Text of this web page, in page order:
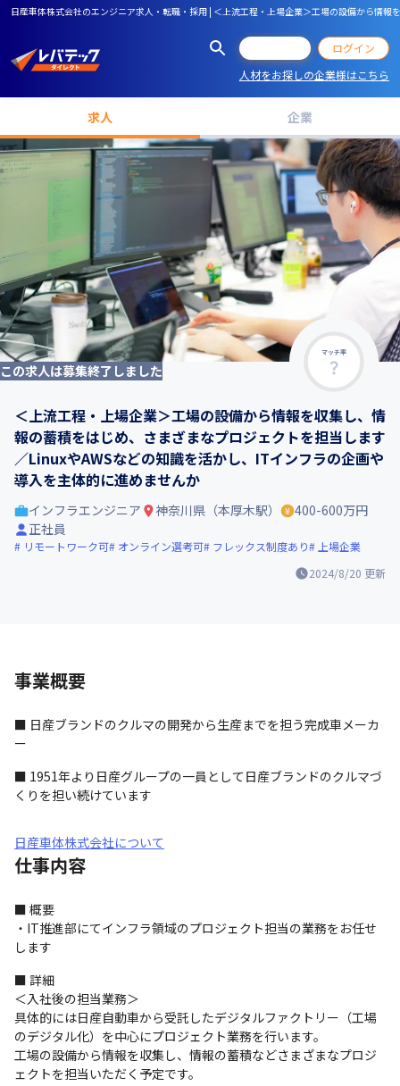
日産車体株式会社のエンジニア求人・転職・採用 | ＜上流工程・上場企業＞工場の設備から情
ログイン
人材をお探しの企業様はこちら
求人 企業
マッチ率
この求人は募集終了しました
＜上流工程・上場企業＞工場の設備から情報を収集し、情
報の蓄積をはじめ、さまざまなプロジェクトを担当します
／LinuxやAWSなどの知識を活かし、ITインフラの企画や
導入を主体的に進めませんか
2024/8/20 更新
インフラエンジニア 神奈川県（本厚木駅）
400-600万円
正社員
リモートワーク可 オンライン選考可 フレックス制度あり 上場企業
事業概要
■ 日産ブランドのクルマの開発から生産までを担う完成車メーカ
ー
■ 1951年より日産グループの一員として日産ブランドのクルマづ
くりを担い続けています
日産車体株式会社について
仕事内容
■ 概要
・IT推進部にてインフラ領域のプロジェクト担当の業務をお任せ
します
■ 詳細
＜入社後の担当業務＞
具体的には日産自動車から受託したデジタルファクトリー（工場
のデジタル化）を中心にプロジェクト業務を行います。
工場の設備から情報を収集し、情報の蓄積などさまざまなプロジ
ェクトを担当いただく予定です。